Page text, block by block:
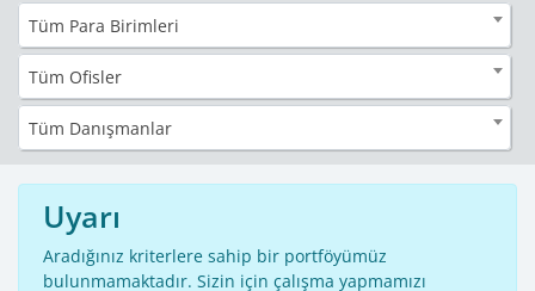
Tüm Para Birimleri
Tüm Ofisler
Tüm Danışmanlar
Uyarı
Aradığınız kriterlere sahip bir portföyümüz
bulunmamaktadır. Sizin için çalışma yapmamızı